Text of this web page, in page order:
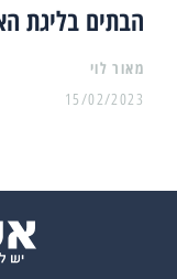
הבתים בליגת
מאור לוי
15/02/2023